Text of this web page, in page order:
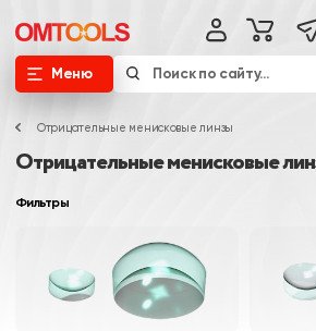
Меню
Отрицательные менисковые линзы
Отрицательные менисковые
Фильтры